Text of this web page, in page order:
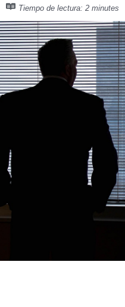
Tiempo de lectura: 2 minutes